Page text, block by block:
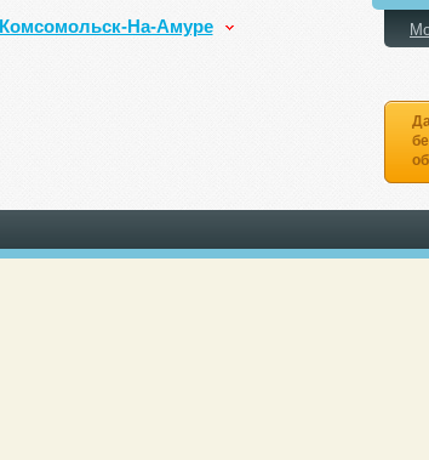
Комсомольск-На-Амуре